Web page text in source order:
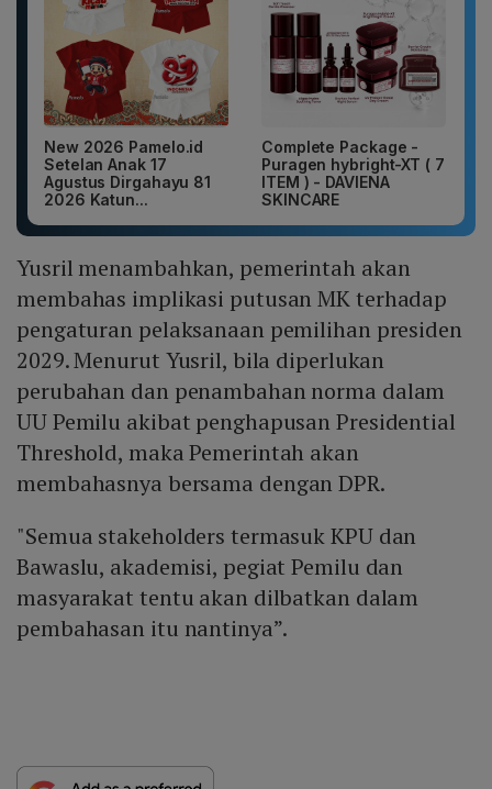
New 2026 Pamelo.id
Setelan Anak 17
Agustus Dirgahayu 81
2026 Katun...
Complete Package -
Puragen hybright-XT ( 7
ITEM ) - DAVIENA
SKINCARE
Yusril menambahkan, pemerintah akan
membahas implikasi putusan MK terhadap
pengaturan pelaksanaan pemilihan presiden
2029. Menurut Yusril, bila diperlukan
perubahan dan penambahan norma dalam
UU Pemilu akibat penghapusan Presidential
Threshold, maka Pemerintah akan
membahasnya bersama dengan DPR.
"Semua stakeholders termasuk KPU dan
Bawaslu, akademisi, pegiat Pemilu dan
masyarakat tentu akan dilbatkan dalam
pembahasan itu nantinya”.